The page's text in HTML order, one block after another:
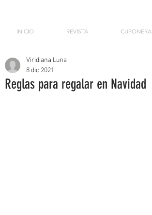
INICIO REVISTA CUPONERA
Reglas para regalar en Navidad
Viridiana Luna
8 dic 2021